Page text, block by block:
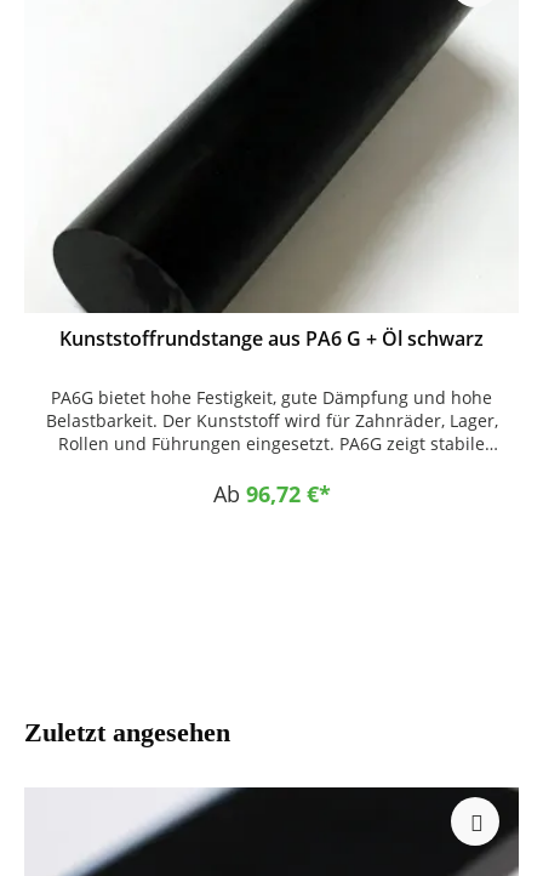
Kunststoffrundstange aus PA6 G + Öl schwarz
PA6G bietet hohe Festigkeit, gute Dämpfung und hohe
Belastbarkeit. Der Kunststoff wird für Zahnräder, Lager,
Rollen und Führungen eingesetzt. PA6G zeigt stabile
Beanspruchung. Zuschnitt und CNC-Fertigung nach
Zeichnung sind möglich. Einsatzgebiete • Zahnräder • Lager
Ab 96,72 €*
Zuletzt angesehen